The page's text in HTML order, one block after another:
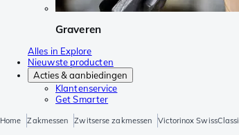
Graveren
Alles in Explore
Nieuwste producten
Acties & aanbiedingen
Klantenservice
Get Smarter
Home Zakmessen Zwitserse zakmessen Victorinox